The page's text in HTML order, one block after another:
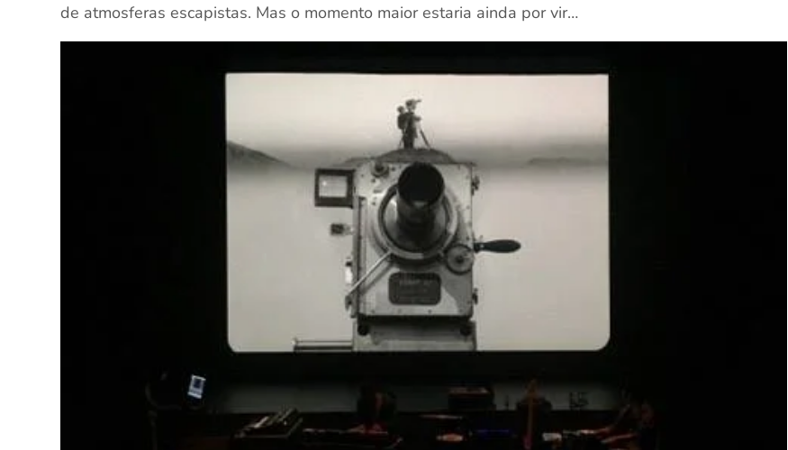
de atmosferas escapistas. Mas o momento maior estaria ainda por vir…